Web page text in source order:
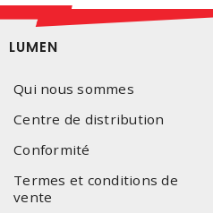
LUMEN
Qui nous sommes
Centre de distribution
Conformité
Termes et conditions de
vente